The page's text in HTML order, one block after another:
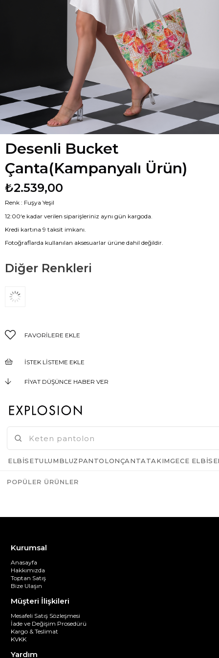
Desenli Bucket
Çanta(Kampanyalı Ürün)
₺2.539,00
Renk : Fuşya Yeşil
12:00‘e kadar verilen siparişleriniz aynı gün kargoda.
Kredi kartına 9 taksit imkanı.
Fotoğraflarda kullanılan aksesuarlar ürüne dahil değildir.
Diğer Renkleri
FAVORILERE EKLE
İSTEK LISTEME EKLE
FIYAT DÜŞÜNCE HABER VER
Kurumsal
Anasayfa
Hakkımızda
Toptan Satış
Bize Ulaşın
Müşteri İlişkileri
Mesafeli Satış Sözleşmesi
İade ve Değişim Prosedürü
Kargo & Teslimat
KVKK
Yardım
ELBISETULUMBLUZPANTOLONÇANTATAKIMGECE
POPÜLER ÜRÜNLER